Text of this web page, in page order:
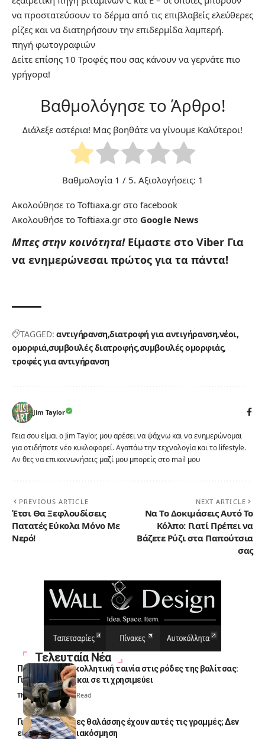
να προστατεύσουν το δέρμα από τις επιβλαβείς ελεύθερες
ρίζες και να διατηρήσουν την επιδερμίδα λαμπερή.
πηγή φωτογραφιών
Δείτε επίσης 10 Τροφές που σας κάνουν να γερνάτε πιο
γρήγορα!
Βαθμολόγησε το Άρθρο!
Διάλεξε αστέρια! Μας βοηθάτε να γίνουμε Καλύτεροι!
Βαθμολογία 1 / 5. Αξιολογήσεις: 1
Ακολούθησε το Toftiaxa.gr στο facebook
Ακολουθήσε το Toftiaxa.gr στο Google News
Μπες στην κοινότητα! Είμαστε στο Viber Για
να ενημερώνεσαι πρώτος για τα πάντα!
TAGGED: αντιγήρανσηδιατροφή για αντιγήρανση νέοι
ομορφιάσυμβουλές διατροφήςσυμβουλές ομορφιάς
τροφές για αντιγήρανση
Jim Taylor
Γεια σου είμαι ο Jim Taylor, μου αρέσει να ψάχνω και να ενημερώνομαι
για οτιδήποτε νέο κυκλοφορεί. Αγαπάω την τεχνολογία και το lifestyle.
Αν θες να επικοινωνήσεις μαζί μου μπορείς στο mail μου
PREVIOUS ARTICLE
Έτσι Θα Ξεφλουδίσεις
Πατατές Εύκολα Μόνο Με
Νερό!
NEXT ARTICLE
Να Το Δοκιμάσεις Αυτό Το
Κόλπο: Γιατί Πρέπει να
Βάζετε Ρύζι στα Παπούτσια
σας
Τελευταία Νέα
Πολλοί βάζουν κολλητική ταινία στις ρόδες της βαλίτσας:
Γιατί το κάνουν και σε τι χρησιμεύει
Thali Ombre4 Min Read
Γιατί οι πετσέτες θαλάσσης έχουν αυτές τις γραμμές; Δεν
είναι μόνο για διακόσμηση